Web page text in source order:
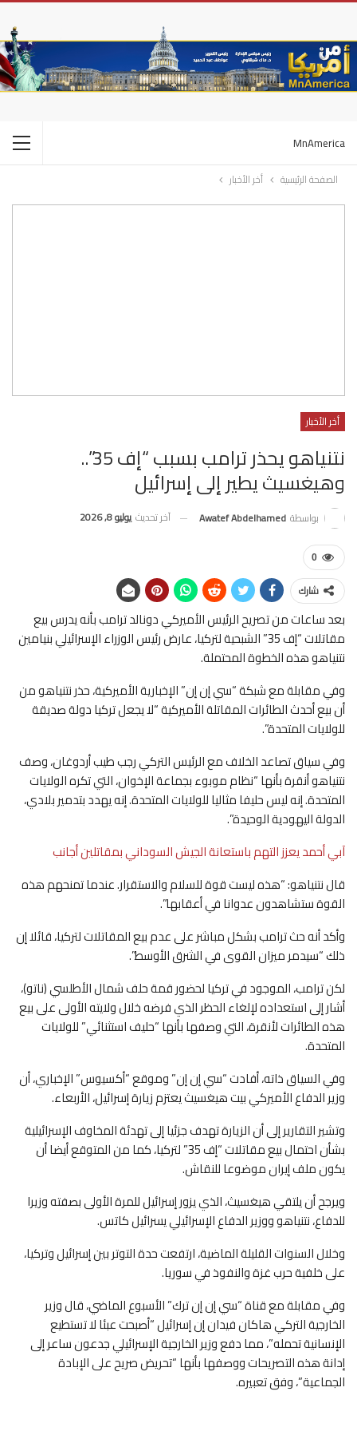
MnAmerica
الصفحة الرئيسية أخر الأخبار
أخر الأخبار
نتنياهو يحذر ترامب بسبب “إف 35”..
وهيغسيث يطير إلى إسرائيل
بواسطة Awatef Abdelhamed آخر تحديث يوليو 8, 2026
0
شارك
بعد ساعات من تصريح الرئيس الأميركي دونالد ترامب بأنه يدرس بيع
مقاتلات “إف 35” الشبحية لتركيا، عارض رئيس الوزراء الإسرائيلي بنيامين
نتنياهو هذه الخطوة المحتملة.
وفي مقابلة مع شبكة “سي إن إن” الإخبارية الأميركية، حذر نتنياهو من
أن بيع أحدث الطائرات المقاتلة الأميركية “لا يجعل تركيا دولة صديقة
للولايات المتحدة”.
وفي سياق تصاعد الخلاف مع الرئيس التركي رجب طيب أردوغان، وصف
نتنياهو أنقرة بأنها “نظام موبوء بجماعة الإخوان، التي تكره الولايات
المتحدة. إنه ليس حليفا مثاليا للولايات المتحدة. إنه يهدد بتدمير بلادي،
الدولة اليهودية الوحيدة”.
آبي أحمد يعزز التهم باستعانة الجيش السوداني بمقاتلين أجانب
قال نتنياهو: “هذه ليست قوة للسلام والاستقرار. عندما تمنحهم هذه
القوة ستشاهدون عدوانا في أعقابها”.
وأكد أنه حث ترامب بشكل مباشر على عدم بيع المقاتلات لتركيا، قائلا إن
ذلك “سيدمر ميزان القوى في الشرق الأوسط”.
لكن ترامب، الموجود في تركيا لحضور قمة حلف شمال الأطلسي (ناتو)،
أشار إلى استعداده لإلغاء الحظر الذي فرضه خلال ولايته الأولى على بيع
هذه الطائرات لأنقرة، التي وصفها بأنها “حليف استثنائي” للولايات
المتحدة.
وفي السياق ذاته، أفادت “سي إن إن” وموقع “أكسيوس” الإخباري، أن
وزير الدفاع الأميركي بيت هيغسيث يعتزم زيارة إسرائيل، الأربعاء.
وتشير التقارير إلى أن الزيارة تهدف جزئيا إلى تهدئة المخاوف الإسرائيلية
بشأن احتمال بيع مقاتلات “إف 35” لتركيا، كما من المتوقع أيضا أن
يكون ملف إيران موضوعا للنقاش.
ويرجح أن يلتقي هيغسيث، الذي يزور إسرائيل للمرة الأولى بصفته وزيرا
للدفاع، نتنياهو ووزير الدفاع الإسرائيلي يسرائيل كاتس.
وخلال السنوات القليلة الماضية، ارتفعت حدة التوتر بين إسرائيل وتركيا،
على خلفية حرب غزة والنفوذ في سوريا.
وفي مقابلة مع قناة “سي إن إن ترك” الأسبوع الماضي، قال وزير
الخارجية التركي هاكان فيدان إن إسرائيل “أصبحت عبئا لا تستطيع
الإنسانية تحمله”، مما دفع وزير الخارجية الإسرائيلي جدعون ساعر إلى
إدانة هذه التصريحات ووصفها بأنها “تحريض صريح على الإبادة
الجماعية”، وفق تعبيره.